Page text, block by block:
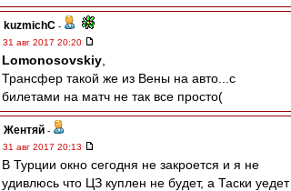
kuzmichC -
31 авг 2017 20:20
Lomonosovskiy
Трансфер такой же из Вены на авто...с
билетами на матч не так все просто(
Жентяй -
31 авг 2017 20:13
В Турции окно сегодня не закроется и я не
удивлюсь что ЦЗ куплен не будет, а Таски уедет